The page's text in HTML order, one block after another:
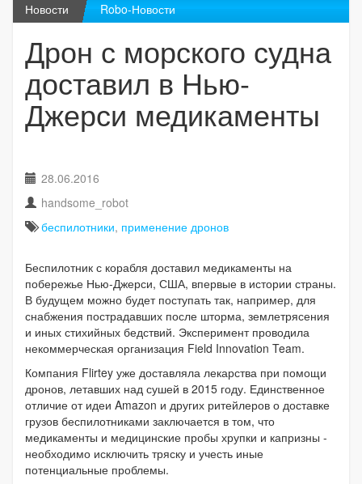
Новости Robo-Новости
Дрон с морского судна
доставил в Нью-
Джерси медикаменты
28.06.2016
handsome_robot
беспилотники, применение дронов
Беспилотник с корабля доставил медикаменты на
побережье Нью-Джерси, США, впервые в истории страны.
В будущем можно будет поступать так, например, для
снабжения пострадавших после шторма, землетрясения
и иных стихийных бедствий. Эксперимент проводила
некоммерческая организация Field Innovation Team.
Компания Flirtey уже доставляла лекарства при помощи
дронов, летавших над сушей в 2015 году. Единственное
отличие от идеи Amazon и других ритейлеров о доставке
грузов беспилотниками заключается в том, что
медикаменты и медицинские пробы хрупки и капризны -
необходимо исключить тряску и учесть иные
потенциальные проблемы.